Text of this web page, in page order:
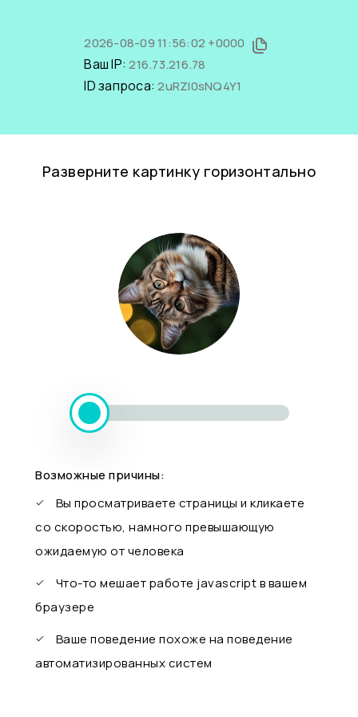
2026-08-09 11:56:02 +0000
Ваш IP:216.73.216.78
ID запроса:2uRZl0sNQ4Y1
Разверните картинку горизонтально
Возможные причины:
Вы просматриваете страницы и кликаете
со скоростью, намного превышающую
ожидаемую от человека
Что-то мешает работе javascript в вашем
браузере
Ваше поведение похоже на поведение
автоматизированных систем